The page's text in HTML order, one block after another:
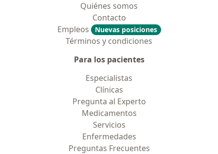
Quiénes somos
Contacto
Empleos
Nuevas posiciones
Términos y condiciones
Para los pacientes
Especialistas
Clínicas
Pregunta al Experto
Medicamentos
Servicios
Enfermedades
Preguntas Frecuentes